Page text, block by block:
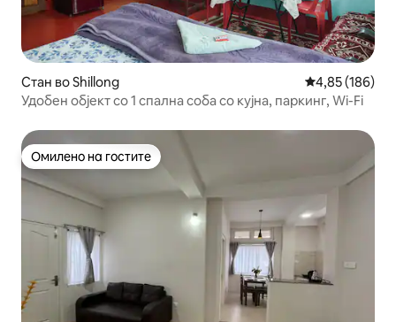
Стан во Shillong Просечна
4,85 (186)
Удобен објект со 1 спална соба со кујна, паркинг, Wi-Fi
Омилено на гостите
Омилено на гостите